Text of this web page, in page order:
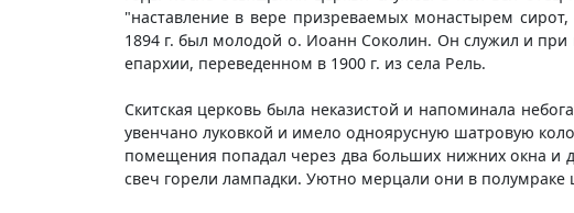
"наставление в вере призреваемых монастырем
1894 г. был молодой о. Иоанн Соколин. Он служил и
епархии, переведенном в 1900 г. из села Рель.
Скитская церковь была неказистой и напоминала
увенчано луковкой и имело одноярусную шатровую
помещения попадал через два больших нижних окна и
свеч горели лампадки. Уютно мерцали они в